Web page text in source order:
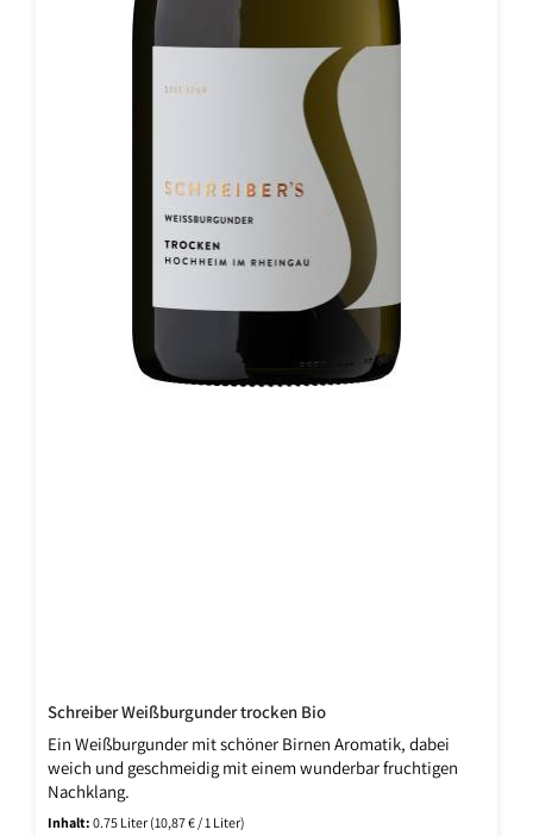
Schreiber Weißburgunder trocken Bio
Ein Weißburgunder mit schöner Birnen Aromatik, dabei
weich und geschmeidig mit einem wunderbar fruchtigen
Nachklang.
Inhalt:0.75 Liter (10,87 € / 1 Liter)